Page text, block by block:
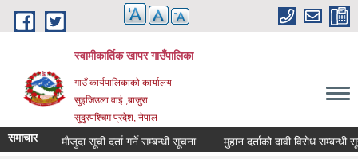
Skip to main content
स्वामीकार्तिक खापर गाउँपालिका
गाउँ कार्यपालिकाकाे कार्यालय
सुइजिउला वाई ,बाजुरा
सुदुरपश्चिम प्रदेश, नेपाल
समाचार माैजुदा सूची दर्ता गर्ने सम्बन्धी सूचना मुहान दर्ताको दावी विरोध सम्बन्धी सूचना